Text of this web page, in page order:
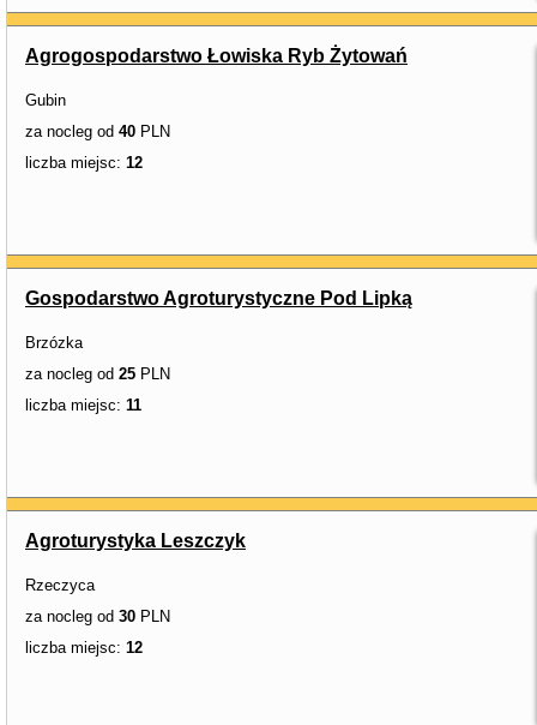
Agrogospodarstwo Łowiska Ryb Żytowań
Gubin
za nocleg od 40 PLN
liczba miejsc: 12
Gospodarstwo Agroturystyczne Pod Lipką
Brzózka
za nocleg od 25 PLN
liczba miejsc: 11
Agroturystyka Leszczyk
Rzeczyca
za nocleg od 30 PLN
liczba miejsc: 12